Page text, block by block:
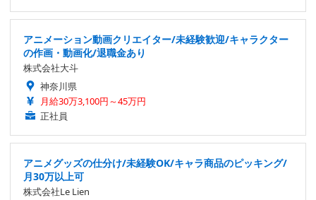
アニメーション動画クリエイター/未経験歓迎/キャラクター
の作画・動画化/退職金あり
株式会社大斗
神奈川県
月給30万3,100円～45万円
正社員
アニメグッズの仕分け/未経験OK/キャラ商品のピッキング/
月30万以上可
株式会社Le Lien